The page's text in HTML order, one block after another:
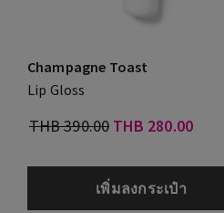
Champagne Toast
Lip Gloss
THB 390.00 THB 280.00
เพิ่มลงกระเป๋า